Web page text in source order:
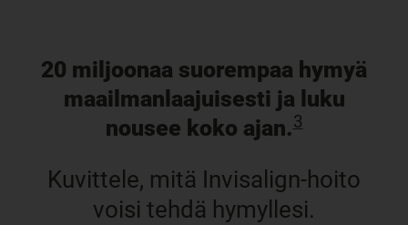
20 miljoonaa suorempaa hymyä
maailmanlaajuisesti ja luku
nousee koko ajan.3
Kuvittele, mitä Invisalign-hoito
voisi tehdä hymyllesi.